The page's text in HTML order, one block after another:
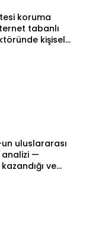
koruma
tabanlı
kişisel
uluslararası
—
ve